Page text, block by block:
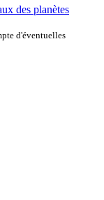
des planètes
d'éventuelles